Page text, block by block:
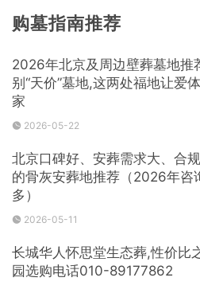
购墓指南推荐
2026年北京及周边壁葬墓地推
别“天价”墓地,这两处福地让爱
家
2026-05-22
北京口碑好、安葬需求大、合
的骨灰安葬地推荐（2026年咨
多）
2026-05-11
长城华人怀思堂生态葬,性价比
园选购电话010-89177862